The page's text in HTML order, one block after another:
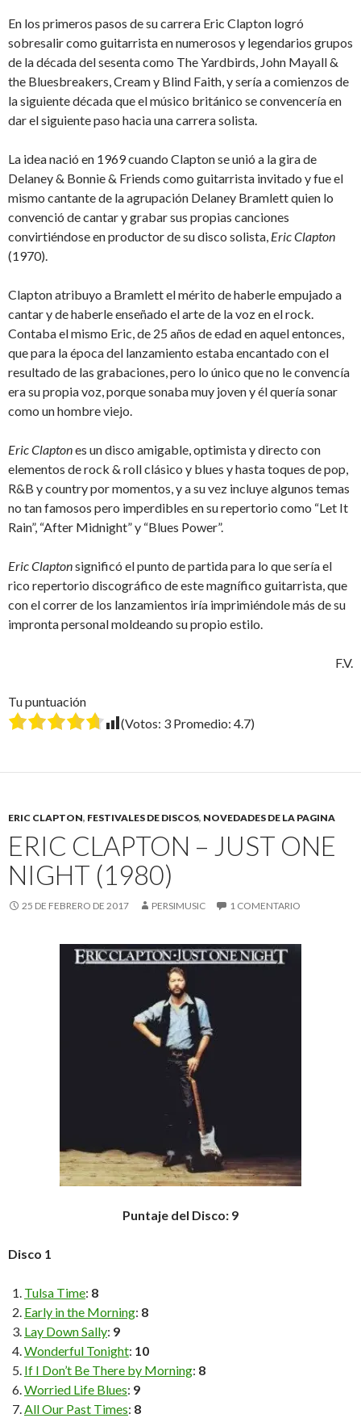
En los primeros pasos de su carrera Eric Clapton logró
sobresalir como guitarrista en numerosos y legendarios grupos
de la década del sesenta como The Yardbirds, John Mayall &
the Bluesbreakers, Cream y Blind Faith, y sería a comienzos de
la siguiente década que el músico británico se convencería en
dar el siguiente paso hacia una carrera solista.
La idea nació en 1969 cuando Clapton se unió a la gira de
Delaney & Bonnie & Friends como guitarrista invitado y fue el
mismo cantante de la agrupación Delaney Bramlett quien lo
convenció de cantar y grabar sus propias canciones
convirtiéndose en productor de su disco solista, Eric Clapton
(1970).
Clapton atribuyo a Bramlett el mérito de haberle empujado a
cantar y de haberle enseñado el arte de la voz en el rock.
Contaba el mismo Eric, de 25 años de edad en aquel entonces,
que para la época del lanzamiento estaba encantado con el
resultado de las grabaciones, pero lo único que no le convencía
era su propia voz, porque sonaba muy joven y él quería sonar
como un hombre viejo.
Eric Claptones un disco amigable, optimista y directo con
elementos de rock & roll clásico y blues y hasta toques de pop,
R&B y country por momentos, y a su vez incluye algunos temas
no tan famosos pero imperdibles en su repertorio como “Let It
Rain”, “After Midnight” y “Blues Power”.
Eric Claptonsignificó el punto de partida para lo que sería el
rico repertorio discográfico de este magnífico guitarrista, que
con el correr de los lanzamientos iría imprimiéndole más de su
impronta personal moldeando su propio estilo.
F.V.
Tu puntuación
(Votos: 3 Promedio: 4.7)
ERIC CLAPTON, FESTIVALES DE DISCOS, NOVEDADES DE LA PAGINA
ERIC CLAPTON – JUST ONE
NIGHT (1980)
25 DE FEBRERO DE 2017 PERSIMUSIC 1 COMENTARIO
Puntaje del Disco: 9
Disco 1
Tulsa Time: 8
Early in the Morning: 8
Lay Down Sally: 9
Wonderful Tonight: 10
If I Don’t Be There by Morning: 8
Worried Life Blues: 9
All Our Past Times: 8